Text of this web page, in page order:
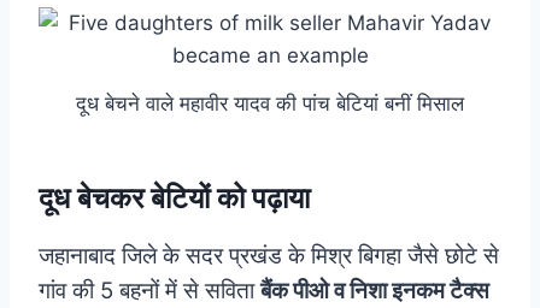
दूध बेचने वाले महावीर यादव की पांच बेटियां बनीं मिसाल
दूध बेचकर बेटियों को पढ़ाया
जहानाबाद जिले के सदर प्रखंड के मिश्र बिगहा जैसे छोटे से
गांव की 5 बहनों में से सविताबैंक पीओ व निशा इनकम टैक्स